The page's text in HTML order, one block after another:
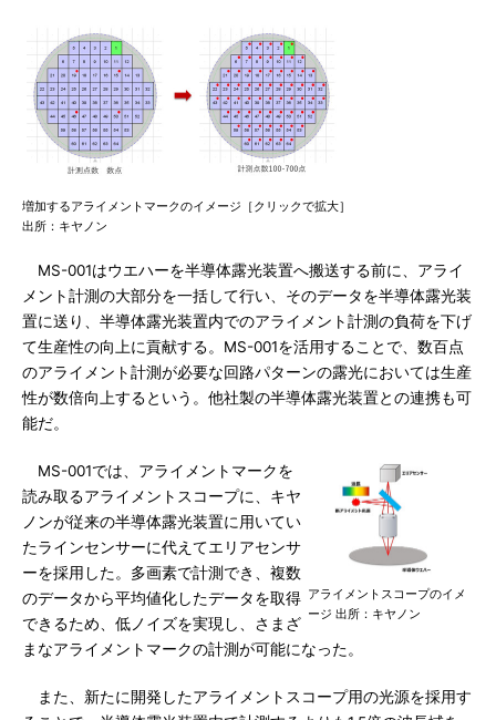
増加するアライメントマークのイメージ［クリックで拡大］
出所：キヤノン
MS-001はウエハーを半導体露光装置へ搬送する前に、アライ
メント計測の大部分を一括して行い、そのデータを半導体露光装
置に送り、半導体露光装置内でのアライメント計測の負荷を下げ
て生産性の向上に貢献する。MS-001を活用することで、数百点
のアライメント計測が必要な回路パターンの露光においては生産
性が数倍向上するという。他社製の半導体露光装置との連携も可
能だ。
アライメントスコープのイメ
ージ 出所：キヤノン
MS-001では、アライメントマークを
読み取るアライメントスコープに、キヤ
ノンが従来の半導体露光装置に用いてい
たラインセンサーに代えてエリアセンサ
ーを採用した。多画素で計測でき、複数
のデータから平均値化したデータを取得
できるため、低ノイズを実現し、さまざ
まなアライメントマークの計測が可能になった。
また、新たに開発したアライメントスコープ用の光源を採用す